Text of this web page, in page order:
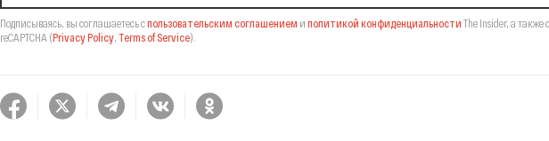
Подписываясь, вы соглашаетесь спользовательским соглашением и политикой конфиденциальности The Insider, а также
reCAPTCHA (Privacy Policy, Terms of Service).